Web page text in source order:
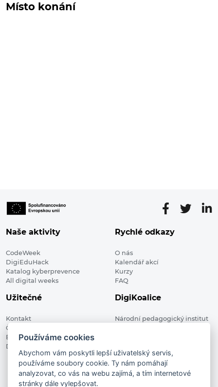
Místo konání
Naše aktivity
CodeWeek
DigiEduHack
Katalog kyberprevence
All digital weeks
Rychlé odkazy
O nás
Kalendář akcí
Kurzy
FAQ
Užitečné
Kontakt
Členské organizace
Blog
Digitalizace ve vzdělávání
DigiKoalice
Národní pedagogický institut
DigiKoalice 2021. All rights reserved
Vstup do administrace
Používáme cookies
Abychom vám poskytli lepší uživatelský servis,
používáme soubory cookie. Ty nám pomáhají
analyzovat, co vás na webu zajímá, a tím internetové
stránky dále vylepšovat.